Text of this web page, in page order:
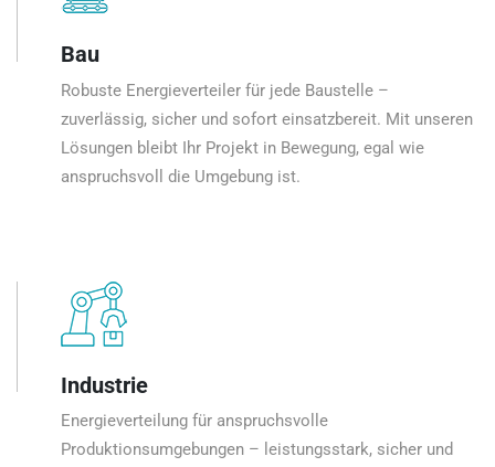
Bau
Robuste Energieverteiler für jede Baustelle –
zuverlässig, sicher und sofort einsatzbereit. Mit unseren
Lösungen bleibt Ihr Projekt in Bewegung, egal wie
anspruchsvoll die Umgebung ist.
Industrie
Energieverteilung für anspruchsvolle
Produktionsumgebungen – leistungsstark, sicher und